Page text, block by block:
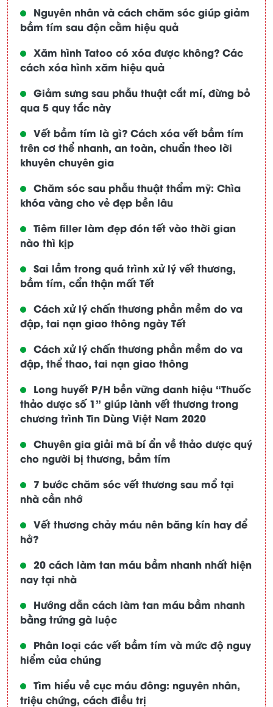
Nguyên nhân và cách chăm sóc giúp giảm
bầm tím sau độn cằm hiệu quả
Xăm hình Tatoo có xóa được không? Các
cách xóa hình xăm hiệu quả
Giảm sưng sau phẫu thuật cắt mí, đừng bỏ
qua 5 quy tắc này
Vết bầm tím là gì? Cách xóa vết bầm tím
trên cơ thể nhanh, an toàn, chuẩn theo lời
khuyên chuyên gia
Chăm sóc sau phẫu thuật thẩm mỹ: Chìa
khóa vàng cho vẻ đẹp bền lâu
Tiêm filler làm đẹp đón tết vào thời gian
nào thì kịp
Sai lầm trong quá trình xử lý vết thương,
bầm tím, cẩn thận mất Tết
Cách xử lý chấn thương phần mềm do va
đập, tai nạn giao thông ngày Tết
Cách xử lý chấn thương phần mềm do va
đập, thể thao, tai nạn giao thông
Long huyết P/H bền vững danh hiệu “Thuốc
thảo dược số 1” giúp lành vết thương trong
chương trình Tin Dùng Việt Nam 2020
Chuyên gia giải mã bí ẩn về thảo dược quý
cho người bị thương, bầm tím
7 bước chăm sóc vết thương sau mổ tại
nhà cần nhớ
Vết thương chảy máu nên băng kín hay để
hở?
20 cách làm tan máu bầm nhanh nhất hiện
nay tại nhà
Hướng dẫn cách làm tan máu bầm nhanh
bằng trứng gà luộc
Phân loại các vết bầm tím và mức độ nguy
hiểm của chúng
Tìm hiểu về cục máu đông: nguyên nhân,
triệu chứng, cách điều trị